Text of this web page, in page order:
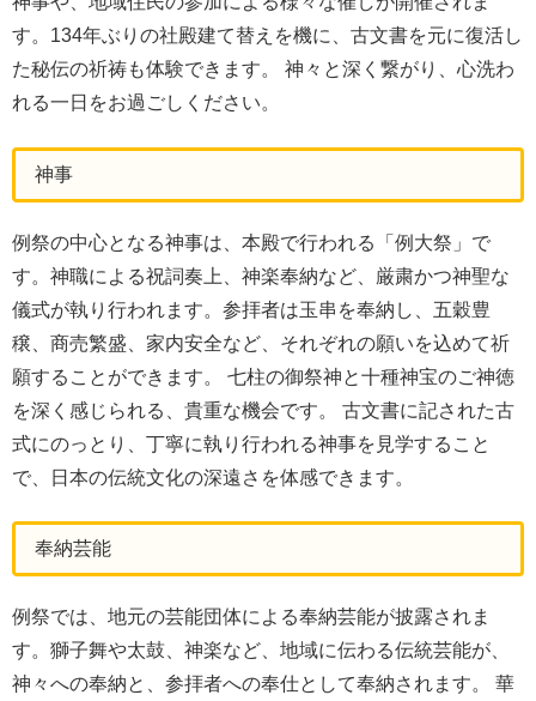
す。134年ぶりの社殿建て替えを機に、古文書を元に復活し
た秘伝の祈祷も体験できます。 神々と深く繋がり、心洗わ
れる一日をお過ごしください。
神事
例祭の中心となる神事は、本殿で行われる「例大祭」で
す。神職による祝詞奏上、神楽奉納など、厳粛かつ神聖な
儀式が執り行われます。参拝者は玉串を奉納し、五穀豊
穣、商売繁盛、家内安全など、それぞれの願いを込めて祈
願することができます。 七柱の御祭神と十種神宝のご神徳
を深く感じられる、貴重な機会です。 古文書に記された古
式にのっとり、丁寧に執り行われる神事を見学すること
で、日本の伝統文化の深遠さを体感できます。
奉納芸能
例祭では、地元の芸能団体による奉納芸能が披露されま
す。獅子舞や太鼓、神楽など、地域に伝わる伝統芸能が、
神々への奉納と、参拝者への奉仕として奉納されます。 華